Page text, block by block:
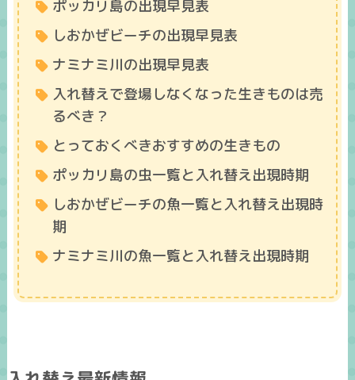
ポッカリ島の出現早見表
しおかぜビーチの出現早見表
ナミナミ川の出現早見表
入れ替えで登場しなくなった生きものは売
るべき？
とっておくべきおすすめの生きもの
ポッカリ島の虫一覧と入れ替え出現時期
しおかぜビーチの魚一覧と入れ替え出現時
期
ナミナミ川の魚一覧と入れ替え出現時期